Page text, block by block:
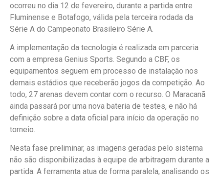
ocorreu no dia 12 de fevereiro, durante a partida entre
Fluminense e Botafogo, válida pela terceira rodada da
Série A do Campeonato Brasileiro Série A.
A implementação da tecnologia é realizada em parceria
com a empresa Genius Sports. Segundo a CBF, os
equipamentos seguem em processo de instalação nos
demais estádios que receberão jogos da competição. Ao
todo, 27 arenas devem contar com o recurso. O Maracanã
ainda passará por uma nova bateria de testes, e não há
definição sobre a data oficial para início da operação no
torneio.
Nesta fase preliminar, as imagens geradas pelo sistema
não são disponibilizadas à equipe de arbitragem durante a
partida. A ferramenta atua de forma paralela, analisando os